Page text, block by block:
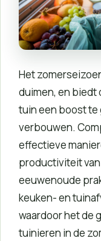
Het
duimen, en biedt
tuin een boost te
verbouwen.
effectieve
productiviteit
eeuwenoude
keuken- en
waardoor het de
tuinieren in de